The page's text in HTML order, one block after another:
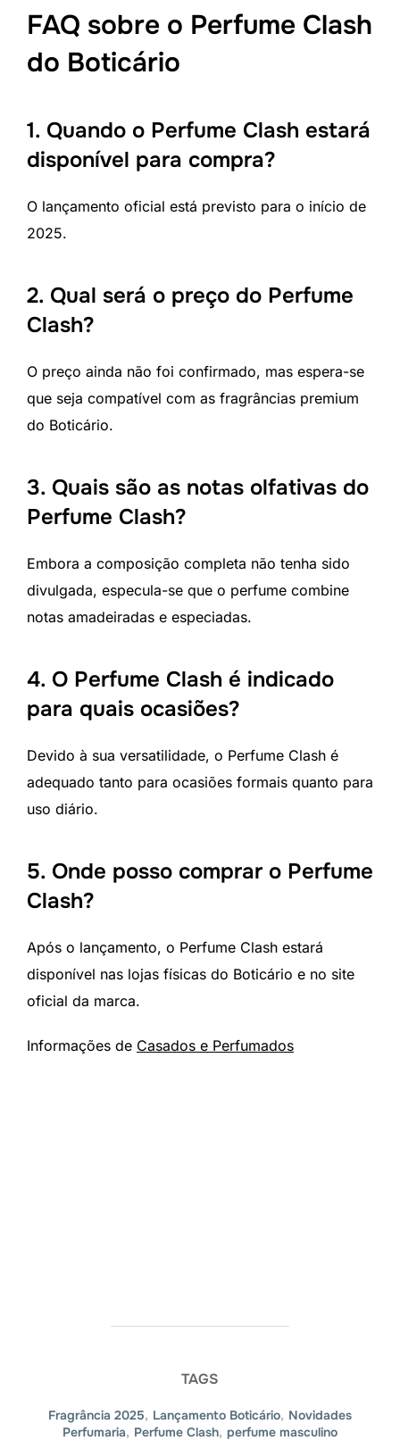
FAQ sobre o Perfume Clash
do Boticário
1. Quando o Perfume Clash estará
disponível para compra?
O lançamento oficial está previsto para o início de
2025.
2. Qual será o preço do Perfume
Clash?
O preço ainda não foi confirmado, mas espera-se
que seja compatível com as fragrâncias premium
do Boticário.
3. Quais são as notas olfativas do
Perfume Clash?
Embora a composição completa não tenha sido
divulgada, especula-se que o perfume combine
notas amadeiradas e especiadas.
4. O Perfume Clash é indicado
para quais ocasiões?
Devido à sua versatilidade, o Perfume Clash é
adequado tanto para ocasiões formais quanto para
uso diário.
5. Onde posso comprar o Perfume
Clash?
Após o lançamento, o Perfume Clash estará
disponível nas lojas físicas do Boticário e no site
oficial da marca.
Informações de Casados e Perfumados
TAGS
Fragrância 2025, Lançamento Boticário, Novidades
Perfumaria, Perfume Clash, perfume masculino